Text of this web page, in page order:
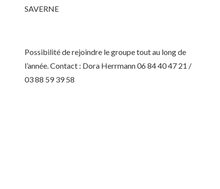
SAVERNE
Possibilité de rejoindre le groupe tout au long de
l’année. Contact : Dora Herrmann 06 84 40 47 21 /
03 88 59 39 58